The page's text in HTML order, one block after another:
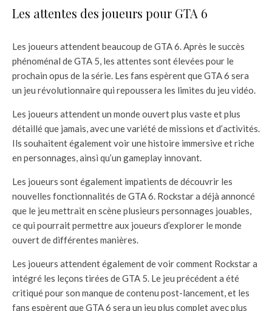
Les attentes des joueurs pour GTA 6
Les joueurs attendent beaucoup de GTA 6. Après le succès
phénoménal de GTA 5, les attentes sont élevées pour le
prochain opus de la série. Les fans espèrent que GTA 6 sera
un jeu révolutionnaire qui repoussera les limites du jeu vidéo.
Les joueurs attendent un monde ouvert plus vaste et plus
détaillé que jamais, avec une variété de missions et d’activités.
Ils souhaitent également voir une histoire immersive et riche
en personnages, ainsi qu’un gameplay innovant.
Les joueurs sont également impatients de découvrir les
nouvelles fonctionnalités de GTA 6. Rockstar a déjà annoncé
que le jeu mettrait en scène plusieurs personnages jouables,
ce qui pourrait permettre aux joueurs d’explorer le monde
ouvert de différentes manières.
Les joueurs attendent également de voir comment Rockstar a
intégré les leçons tirées de GTA 5. Le jeu précédent a été
critiqué pour son manque de contenu post-lancement, et les
fans espèrent que GTA 6 sera un jeu plus complet avec plus